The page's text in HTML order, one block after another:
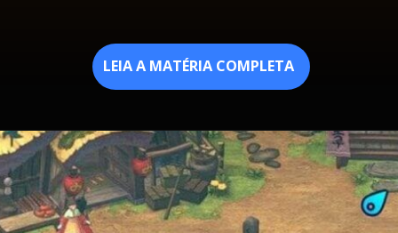
LEIA A MATÉRIA COMPLETA